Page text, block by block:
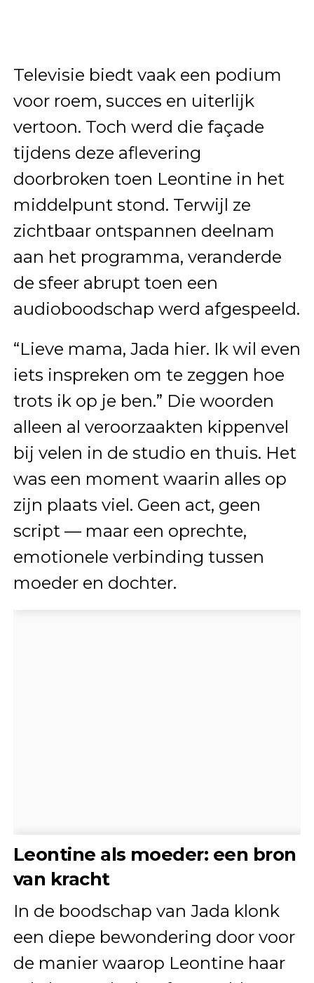
Televisie biedt vaak een podium
voor roem, succes en uiterlijk
vertoon. Toch werd die façade
tijdens deze aflevering
doorbroken toen Leontine in het
middelpunt stond. Terwijl ze
zichtbaar ontspannen deelnam
aan het programma, veranderde
de sfeer abrupt toen een
audioboodschap werd afgespeeld.
“Lieve mama, Jada hier. Ik wil even
iets inspreken om te zeggen hoe
trots ik op je ben.” Die woorden
alleen al veroorzaakten kippenvel
bij velen in de studio en thuis. Het
was een moment waarin alles op
zijn plaats viel. Geen act, geen
script — maar een oprechte,
emotionele verbinding tussen
moeder en dochter.
Leontine als moeder: een bron
van kracht
In de boodschap van Jada klonk
een diepe bewondering door voor
de manier waarop Leontine haar